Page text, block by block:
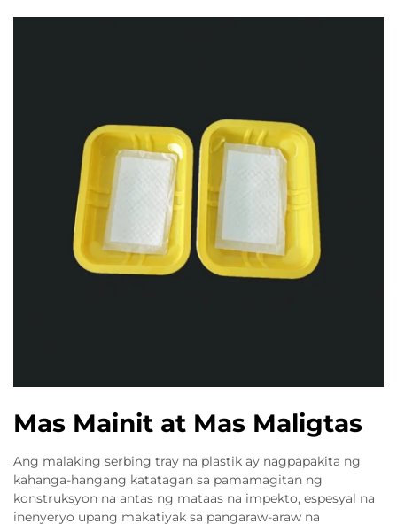
Mas Mainit at Mas Maligtas
Ang malaking serbing tray na plastik ay nagpapakita ng
kahanga-hangang katatagan sa pamamagitan ng
konstruksyon na antas ng mataas na impekto, espesyal na
inenyeryo upang makatiyak sa pangaraw-araw na